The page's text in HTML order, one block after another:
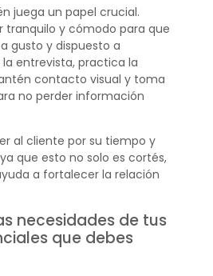
juega un papel crucial.
tranquilo y cómodo para que
gusto y dispuesto a
entrevista, practica la
contacto visual y toma
no perder información
al cliente por su tiempo y
que esto no solo es cortés,
a fortalecer la relación
necesidades de tus
que debes